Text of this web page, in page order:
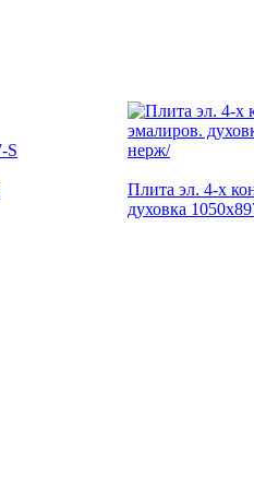
Плита эл. 4-х
духовка